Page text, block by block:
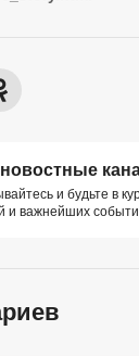
и будьте в
и важнейших